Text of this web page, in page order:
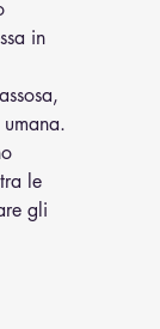
in
le
gli